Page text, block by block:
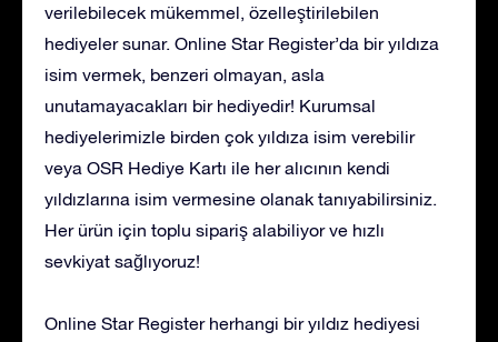
verilebilecek mükemmel, özelleştirilebilen
hediyeler sunar. Online Star Register’da bir yıldıza
isim vermek, benzeri olmayan, asla
unutamayacakları bir hediyedir! Kurumsal
hediyelerimizle birden çok yıldıza isim verebilir
veya OSR Hediye Kartı ile her alıcının kendi
yıldızlarına isim vermesine olanak tanıyabilirsiniz.
Her ürün için toplu sipariş alabiliyor ve hızlı
sevkiyat sağlıyoruz!
Online Star Register herhangi bir yıldız hediyesi